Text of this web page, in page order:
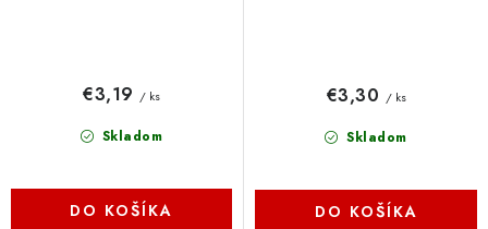
Skladom
€3,19 / ks
DO KOŠÍKA
Skladom
€3,30 / ks
DO KOŠÍKA